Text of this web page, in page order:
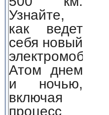
Узнайте,
как ведет
себя новый
электромобиль
Атом днем
и ночью,
включая
процесс